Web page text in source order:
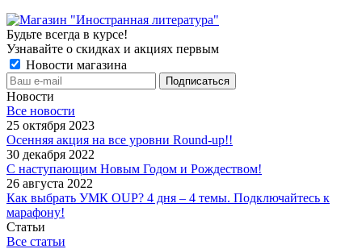
Будьте всегда в курсе!
Узнавайте о скидках и акциях первым
Новости магазина
Новости
Все новости
25 октября 2023
Осенняя акция на все уровни Round-up!!
30 декабря 2022
С наступающим Новым Годом и Рождеством!
26 августа 2022
Как выбрать УМК OUP? 4 дня – 4 темы. Подключайтесь к
марафону!
Статьи
Все статьи